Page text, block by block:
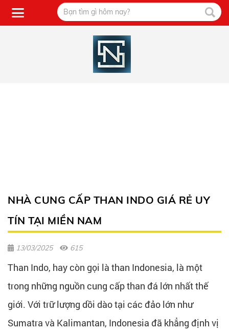
NHÀ CUNG CẤP THAN INDO GIÁ RẺ UY
TÍN TẠI MIỀN NAM
13/03/2025 615
Than Indo, hay còn gọi là than Indonesia, là một
trong những nguồn cung cấp than đá lớn nhất thế
giới. Với trữ lượng dồi dào tại các đảo lớn như
Sumatra và Kalimantan, Indonesia đã khẳng định vị